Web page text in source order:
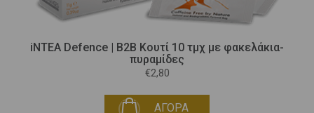
iNTEA Defence | B2B Κουτί 10 τμχ με φακελάκια-
πυραμίδες
€2,80
ΑΓΟΡΑ